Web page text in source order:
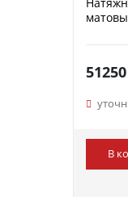
51250
В